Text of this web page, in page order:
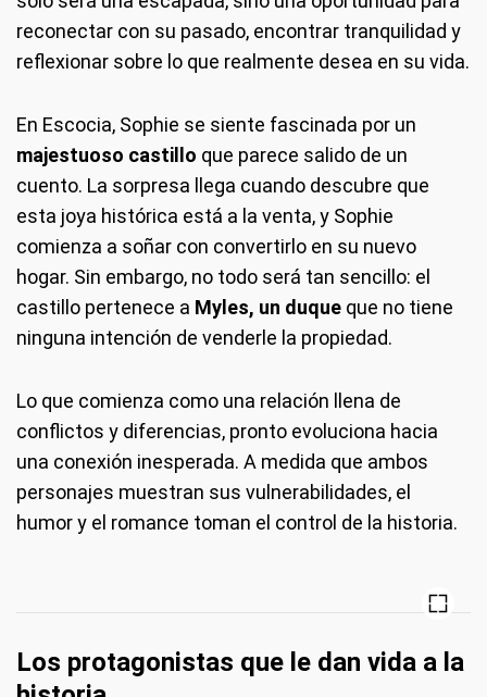
reconectar con su pasado, encontrar tranquilidad y
reflexionar sobre lo que realmente desea en su vida.
En Escocia, Sophie se siente fascinada por un
majestuoso castillo que parece salido de un
cuento. La sorpresa llega cuando descubre que
esta joya histórica está a la venta, y Sophie
comienza a soñar con convertirlo en su nuevo
hogar. Sin embargo, no todo será tan sencillo: el
castillo pertenece a Myles, un duque que no tiene
ninguna intención de venderle la propiedad.
Lo que comienza como una relación llena de
conflictos y diferencias, pronto evoluciona hacia
una conexión inesperada. A medida que ambos
personajes muestran sus vulnerabilidades, el
humor y el romance toman el control de la historia.
Los protagonistas que le dan vida a la